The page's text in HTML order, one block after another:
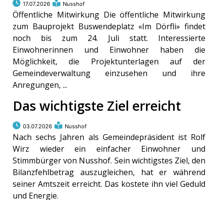
Fussball
17.07.2026 Nusshof
Öffentliche Mitwirkung Die öffentliche Mitwirkung
zum Bauprojekt Buswendeplatz «Im Dörfli» findet
noch bis zum 24. Juli statt. Interessierte
Einwohnerinnen und Einwohner haben die
Möglichkeit, die Projektunterlagen auf der
Gemeindeverwaltung einzusehen und ihre
Anregungen, ...
Das wichtigste Ziel erreicht
03.07.2026 Nusshof
Nach sechs Jahren als Gemeindepräsident ist Rolf
Wirz wieder ein einfacher Einwohner und
Stimmbürger von Nusshof. Sein wichtigstes Ziel, den
Bilanzfehlbetrag auszugleichen, hat er während
seiner Amtszeit erreicht. Das kostete ihn viel Geduld
und Energie.